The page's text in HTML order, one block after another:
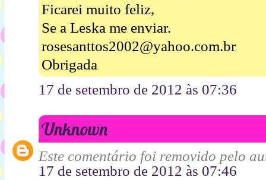
Ficarei muito feliz,
Se a Leska me enviar.
rosesanttos2002@yahoo.com.br
Obrigada
17 de setembro de 2012 às 07:36
Unknown
Este comentário foi removido pelo
17 de setembro de 2012 às 07:46